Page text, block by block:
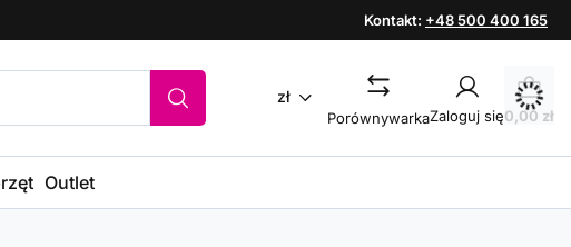
Kontakt: +48 500 400 165
zł
PorównywarkaZaloguj się0,00 zł
Outlet